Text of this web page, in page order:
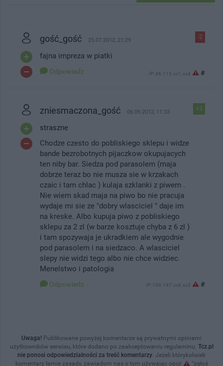
-2
gość_gość 25.07.2012, 21:29
fajna impreza w piatki
Odpowiedz IP: 46.113.xx1.xx4 #
+3
zniesmaczona_gość 06.09.2012, 11:33
straszne
Chodze czesto do pobliskiego sklepu i widze
bande bezrobotnych pijaczkow okupujacych
ten niby bar. Siedza pod parasolem (maja
dobrze teraz bo nie musza sie w krzakach
czaic i tam chlac ) kulaja szklanki z piwem .
Nie wiem skad maja na piwo bo nie pracuja
wydaje mi sie ze "dobry wlasciciel " daje im
na kreske. Albo kupuja piwo z pobliskiego
sklepu za 2 zl (w barze kosztuje chyba z 6 zl )
i tam spozywaja je ukradkiem ale wygodnie
pod parasolem i na siedzaco. A wlasciciel
slepy nie widzi tego albo nie chce widziec.
Menelstwo i patologia
Odpowiedz IP: 109.197.xx6.xx3 #
Uwaga! Publikowane powyżej komentarze są prywatnymi opiniami
użytkowników serwisu, które dodano po zaakceptowaniu regulaminu. Tcz.pl
nie ponosi odpowiedzialności za treść komentarzy. Jeżeli którykolwiek
komentarz łamie zasady, zawiadom nas o tym używając opcji
"zgłoś